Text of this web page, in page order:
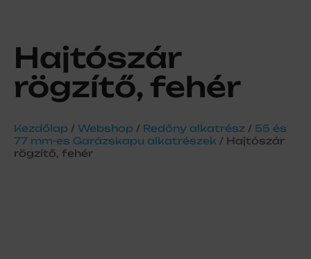
Hajtószár
rögzítő, fehér
Kezdőlap / Webshop / Redőny alkatrész / 55 és
77 mm-es Garázskapu alkatrészek / Hajtószár
rögzítő, fehér